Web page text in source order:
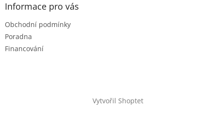
Informace pro vás
Obchodní podmínky
Poradna
Financování
Vytvořil Shoptet